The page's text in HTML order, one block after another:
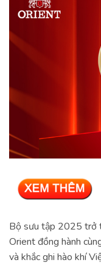
Bộ sưu tập 2025 trở
Orient đồng hành
và khắc ghi hào khí